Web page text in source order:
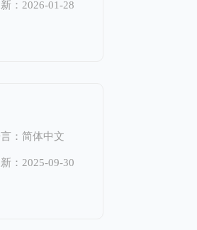
：2026-01-28
：简体中文
：2025-09-30